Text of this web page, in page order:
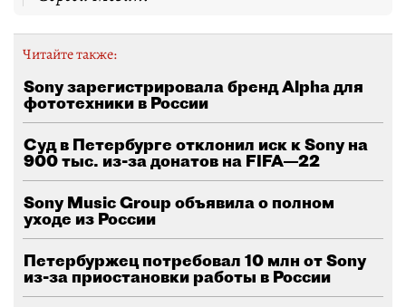
Читайте также:
Sony зарегистрировала бренд Alpha для
фототехники в России
Суд в Петербурге отклонил иск к Sony на
900 тыс. из-за донатов на FIFA—22
Sony Music Group объявила о полном
уходе из России
Петербуржец потребовал 10 млн от Sony
из-за приостановки работы в России